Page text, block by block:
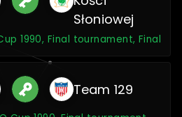
Słoniowej
1990, Final tournament, Final
Team 129